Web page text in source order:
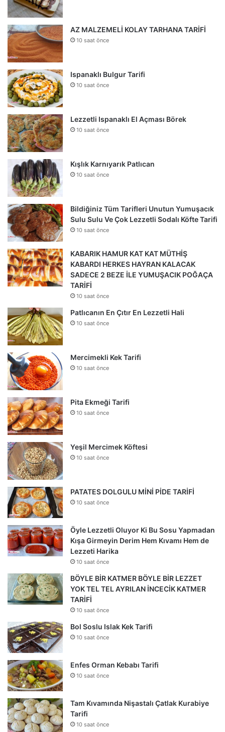
AZ MALZEMELİ KOLAY TARHANA TARİFİ
10 saat önce
Ispanaklı Bulgur Tarifi
10 saat önce
Lezzetli Ispanaklı El Açması Börek
10 saat önce
Kışlık Karnıyarık Patlıcan
10 saat önce
Bildiğiniz Tüm Tarifleri Unutun Yumuşacık
Sulu Sulu Ve Çok Lezzetli Sodalı Köfte Tarifi
10 saat önce
KABARIK HAMUR KAT KAT MÜTHİŞ
KABARDI HERKES HAYRAN KALACAK
SADECE 2 BEZE İLE YUMUŞACIK POĞAÇA
TARİFİ
10 saat önce
Patlıcanın En Çıtır En Lezzetli Hali
10 saat önce
Mercimekli Kek Tarifi
10 saat önce
Pita Ekmeği Tarifi
10 saat önce
Yeşil Mercimek Köftesi
10 saat önce
PATATES DOLGULU MİNİ PİDE TARİFİ
10 saat önce
Öyle Lezzetli Oluyor Ki Bu Sosu Yapmadan
Kışa Girmeyin Derim Hem Kıvamı Hem de
Lezzeti Harika
10 saat önce
BÖYLE BİR KATMER BÖYLE BİR LEZZET
YOK TEL TEL AYRILAN İNCECİK KATMER
TARİFİ
10 saat önce
Bol Soslu Islak Kek Tarifi
10 saat önce
Enfes Orman Kebabı Tarifi
10 saat önce
Tam Kıvamında Nişastalı Çatlak Kurabiye
Tarifi
10 saat önce